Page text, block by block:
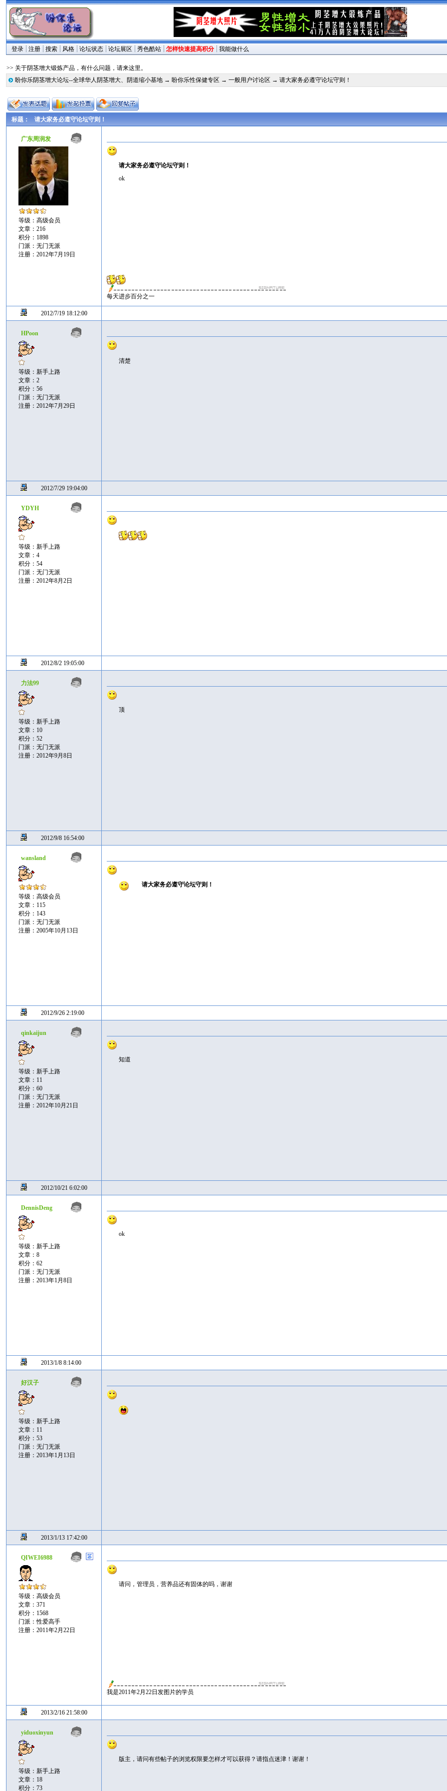
登录 注册 搜索 风格 论坛状态 论坛展区 秀色酷站 怎样快速提高积分 我能做什么
>> 关于阴茎增大锻炼产品，有什么问题，请来这里。
盼你乐阴茎增大论坛--全球华人阴茎增大、阴道缩小基地 → 盼你乐性保健专区 →一般用户讨论区 → 请大家务必遵守论坛守则！
标题： 请大家务必遵守论坛守则！
广东周润发
等级：高级会员
文章：216
积分：1898
门派：无门无派
注册：2012年7月19日
请大家务必遵守论坛守则！
ok
每天进步百分之一
2012/7/19 18:12:00
HPoon
等级：新手上路
文章：2
积分：56
门派：无门无派
注册：2012年7月29日
清楚
2012/7/29 19:04:00
YDYH
等级：新手上路
文章：4
积分：54
门派：无门无派
注册：2012年8月2日
2012/8/2 19:05:00
力法99
等级：新手上路
文章：10
积分：52
门派：无门无派
注册：2012年9月8日
顶
2012/9/8 16:54:00
wansland
等级：高级会员
文章：115
积分：143
门派：无门无派
注册：2005年10月13日
请大家务必遵守论坛守则！
2012/9/26 2:19:00
qinkaijun
等级：新手上路
文章：11
积分：60
门派：无门无派
注册：2012年10月21日
知道
2012/10/21 6:02:00
DennisDeng
等级：新手上路
文章：8
积分：62
门派：无门无派
注册：2013年1月8日
ok
2013/1/8 8:14:00
好汉子
等级：新手上路
文章：11
积分：53
门派：无门无派
注册：2013年1月13日
2013/1/13 17:42:00
QIWEI6988
等级：高级会员
文章：371
积分：1568
门派：性爱高手
注册：2011年2月22日
请问，管理员，营养品还有固体的吗，谢谢
我是2011年2月22日发图片的学员
2013/2/16 21:58:00
yiduoxinyun
等级：新手上路
文章：18
积分：73
版主，请问有些帖子的浏览权限要怎样才可以获得？请指点迷津！谢谢！